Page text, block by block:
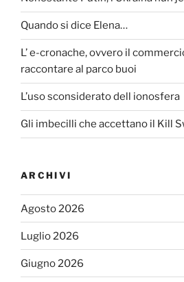
Quando si dice Elena…
L’ e-cronache, ovvero il
raccontare al parco buoi
L’uso sconsiderato dell ionosfera
Gli imbecilli che accettano il Kill
ARCHIVI
Agosto 2026
Luglio 2026
Giugno 2026